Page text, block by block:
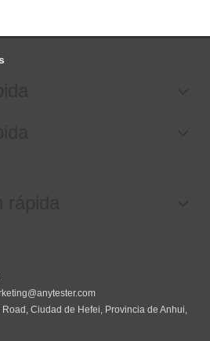
Road, Ciudad de Hefei, Provincia de Anhui,